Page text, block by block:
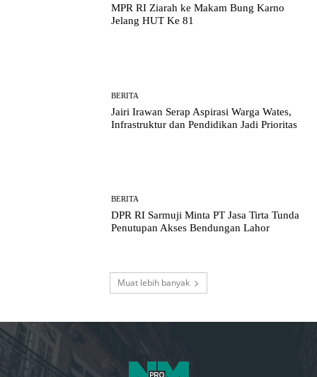
MPR RI Ziarah ke Makam Bung Karno
Jelang HUT Ke 81
BERITA
Jairi Irawan Serap Aspirasi Warga Wates,
Infrastruktur dan Pendidikan Jadi Prioritas
BERITA
DPR RI Sarmuji Minta PT Jasa Tirta Tunda
Penutupan Akses Bendungan Lahor
Muat lebih banyak